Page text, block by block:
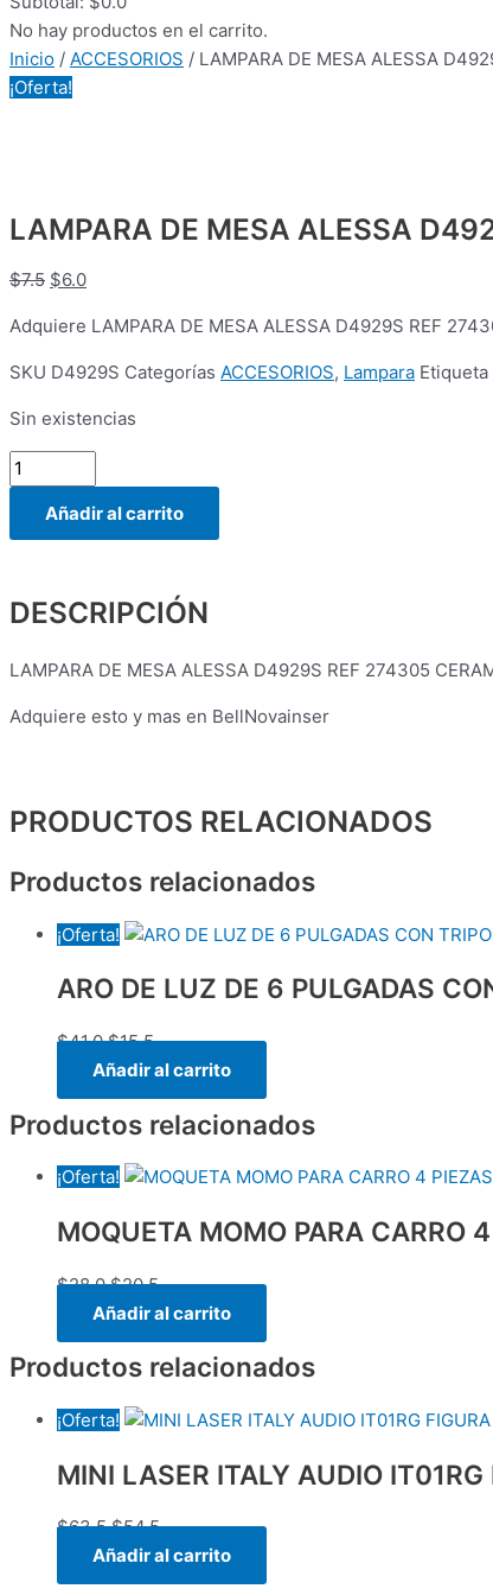
No hay productos en el carrito.
Inicio / ACCESORIOS / LAMPARA DE MESA ALESSA
¡Oferta!
LAMPARA DE MESA ALESSA
$7.5 $6.0
Adquiere LAMPARA DE MESA ALESSA D4929S REF
SKU D4929S Categorías ACCESORIOS, Lampara Etiqueta
Sin existencias
Añadir al carrito
DESCRIPCIÓN
LAMPARA DE MESA ALESSA D4929S REF 274305
Adquiere esto y mas en BellNovainser
PRODUCTOS RELACIONADOS
Productos relacionados
¡Oferta!
ARO DE LUZ DE 6 PULGADAS
$41.0 $15.5
Añadir al carrito
Productos relacionados
¡Oferta!
MOQUETA MOMO PARA CARRO
$28.0 $20.5
Añadir al carrito
Productos relacionados
¡Oferta!
MINI LASER ITALY AUDIO
$63.5 $54.5
Añadir al carrito